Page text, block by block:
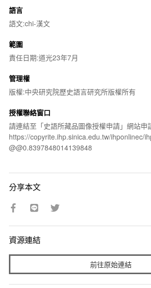
語言
語文:chi-漢文
範圍
責任日期:道光23年7月
管理權
版權:中央研究院歷史語言研究所版權所有
授權聯絡窗口
請連結至「史語所藏品圖像授權申請」網站申
https://copyrite.ihp.sinica.edu.tw/ihponlinec/
@@0.8397848014139848
分享本文
資源連結
前往原始連結